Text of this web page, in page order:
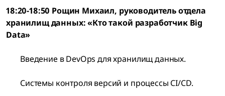
18:20-18:50 Рощин Михаил, руководитель отдела
хранилищ данных: «Кто такой разработчик Big
Data»
Введение в DevOps для хранилищ данных.
Системы контроля версий и процессы CI/CD.